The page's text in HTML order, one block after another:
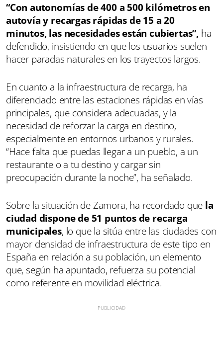
“Con autonomías de 400 a 500 kilómetros en
autovía y recargas rápidas de 15 a 20
minutos, las necesidades están cubiertas”, ha
defendido, insistiendo en que los usuarios suelen
hacer paradas naturales en los trayectos largos.
En cuanto a la infraestructura de recarga, ha
diferenciado entre las estaciones rápidas en vías
principales, que considera adecuadas, y la
necesidad de reforzar la carga en destino,
especialmente en entornos urbanos y rurales.
“Hace falta que puedas llegar a un pueblo, a un
restaurante o a tu destino y cargar sin
preocupación durante la noche”, ha señalado.
Sobre la situación de Zamora, ha recordado que la
ciudad dispone de 51 puntos de recarga
municipales, lo que la sitúa entre las ciudades con
mayor densidad de infraestructura de este tipo en
España en relación a su población, un elemento
que, según ha apuntado, refuerza su potencial
como referente en movilidad eléctrica.